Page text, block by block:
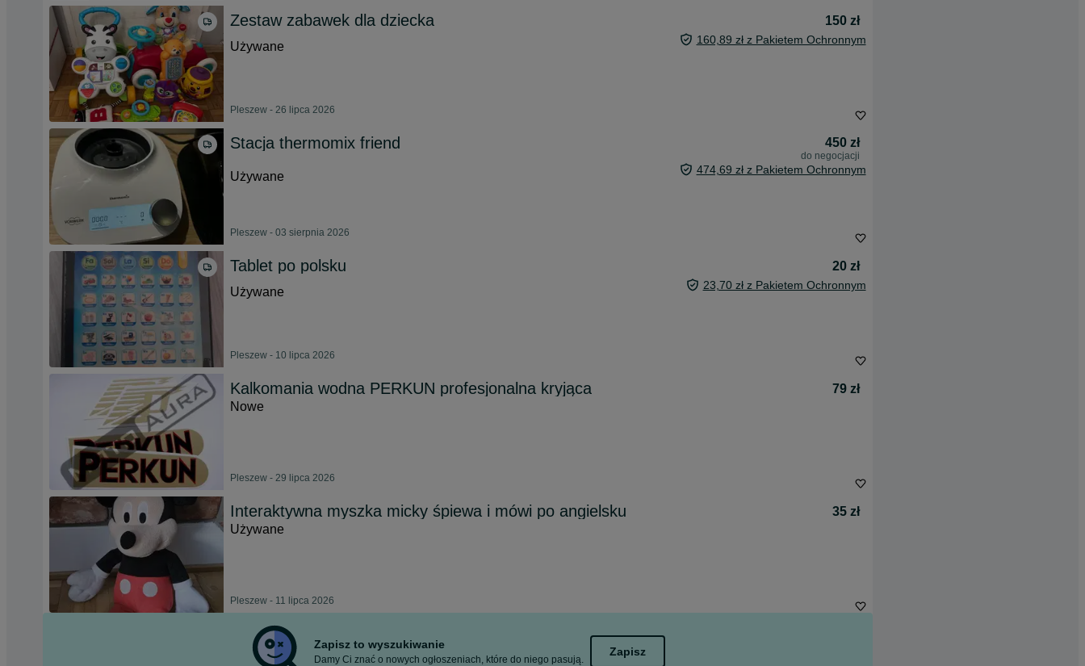
Zestaw zabawek dla dziecka
150 zł
Używane
160,89 zł z Pakietem Ochronnym
Pleszew - 26 lipca 2026
Stacja thermomix friend 450 zł
do negocjacji
Używane 474,69 zł z Pakietem Ochronnym
Pleszew - 03 sierpnia 2026
Tablet po polsku
20 zł
Używane
23,70 zł z Pakietem Ochronnym
Pleszew - 10 lipca 2026
Kalkomania wodna PERKUN profesjonalna kryjąca
79 zł
Nowe
Pleszew - 29 lipca 2026
Interaktywna myszka micky śpiewa i mówi po angielsku
35 zł
Używane
Pleszew - 11 lipca 2026
Zapisz to wyszukiwanie
Damy Ci znać o nowych ogłoszeniach, które do niego pasują.
Zapisz